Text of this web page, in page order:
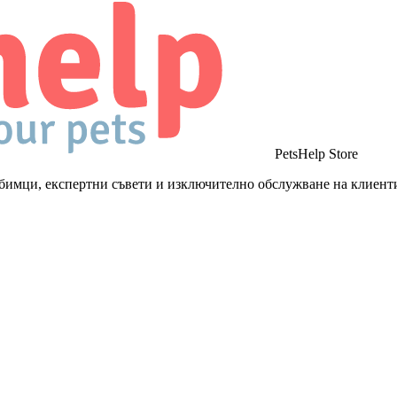
PetsHelp Store
експертни съвети и изключително обслужване на